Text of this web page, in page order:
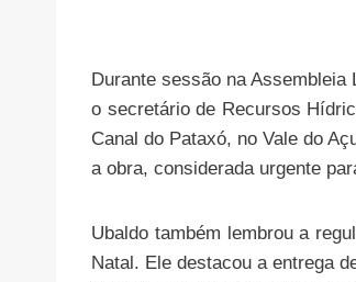
Durante sessão na
o secretário de Recursos
Canal do Pataxó, no Vale do
a obra, considerada urgente
Ubaldo também lembrou a
Natal. Ele destacou a entrega